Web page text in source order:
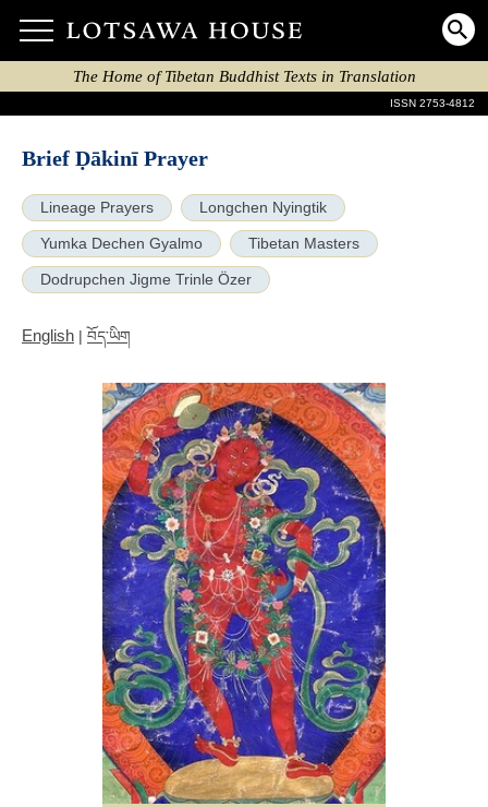
The Home of Tibetan Buddhist Texts in Translation
ISSN 2753-4812
Brief Ḍākinī Prayer
Lineage Prayers Longchen Nyingtik
Yumka Dechen Gyalmo Tibetan Masters
Dodrupchen Jigme Trinle Özer
English | བོད་ཡིག